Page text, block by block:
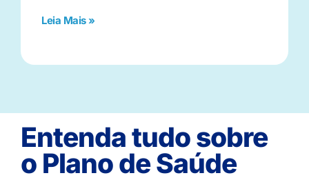
Leia Mais »
Entenda tudo sobre
o Plano de Saúde